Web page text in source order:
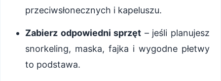
przeciwsłonecznych i kapeluszu.
Zabierz odpowiedni sprzęt – jeśli planujesz
snorkeling, maska, fajka i wygodne płetwy
to podstawa.